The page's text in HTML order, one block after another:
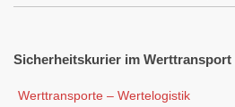
Sicherheitskurier im Werttransport
Werttransporte – Wertelogistik